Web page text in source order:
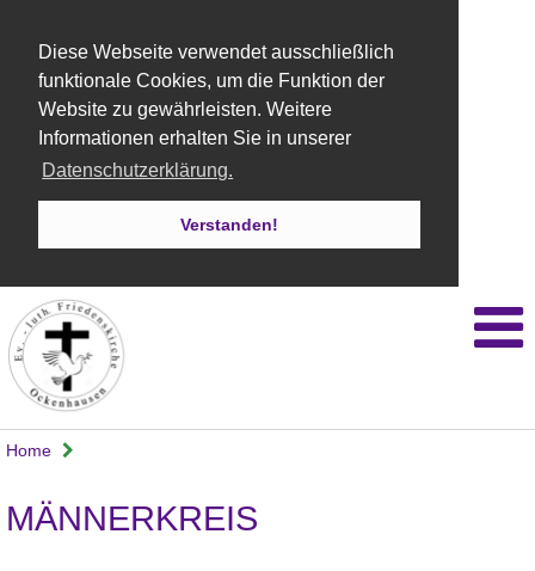
Diese Webseite verwendet ausschließlich
funktionale Cookies, um die Funktion der
Website zu gewährleisten. Weitere
Informationen erhalten Sie in unserer
Datenschutzerklärung.
Verstanden!
Home
MÄNNERKREIS